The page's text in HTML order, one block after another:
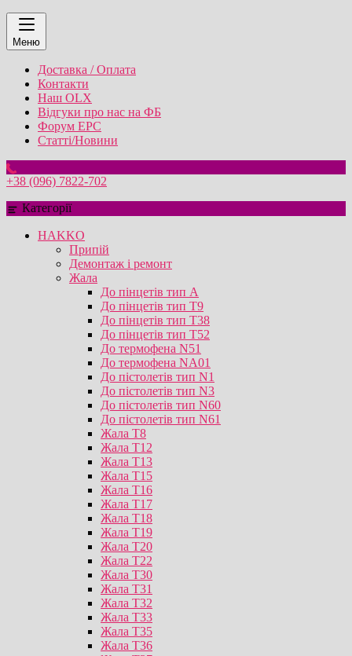
Меню
Доставка / Оплата
Контакти
Наш OLX
Відгуки про нас на ФБ
Форум EPC
Статті/Новини
+38 (096) 7822-702
Категорії
HAKKO
Припій
Демонтаж і ремонт
Жала
До пінцетів тип А
До пінцетів тип T9
До пінцетів тип T38
До пінцетів тип T52
До термофена N51
До термофена NA01
До пістолетів тип N1
До пістолетів тип N3
До пістолетів тип N60
До пістолетів тип N61
Жала T8
Жала T12
Жала T13
Жала T15
Жала T16
Жала T17
Жала T18
Жала T19
Жала T20
Жала T22
Жала T30
Жала T31
Жала T32
Жала T33
Жала T35
Жала T36